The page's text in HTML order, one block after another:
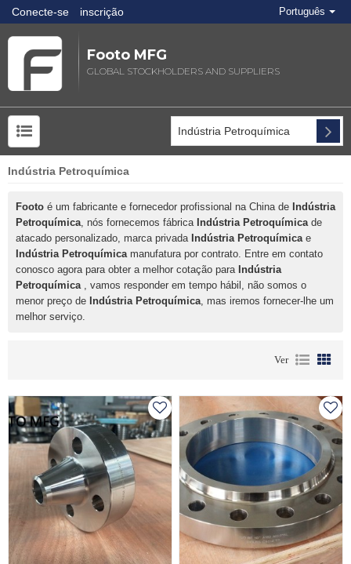
Conecte-se inscrição Português
Footo MFG
GLOBAL STOCKHOLDERS AND SUPPLIERS
Indústria Petroquímica
Footo é um fabricante e fornecedor profissional na China de Indústria
Petroquímica, nós fornecemos fábrica Indústria Petroquímicade
atacado personalizado, marca privada Indústria Petroquímicae
Indústria Petroquímicamanufatura por contrato. Entre em contato
conosco agora para obter a melhor cotação para Indústria
Petroquímica, vamos responder em tempo hábil, não somos o
menor preço de Indústria Petroquímica, mas iremos fornecer-lhe um
melhor serviço.
Ver